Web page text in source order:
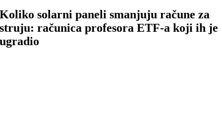
Koliko solarni paneli smanjuju račune za
struju: računica profesora ETF-a koji ih je
ugradio